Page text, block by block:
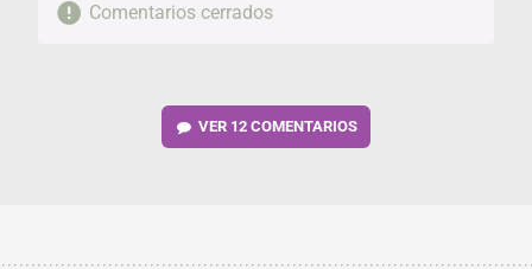
Comentarios cerrados
VER 12 COMENTARIOS